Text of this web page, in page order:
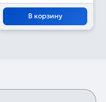
В корзину